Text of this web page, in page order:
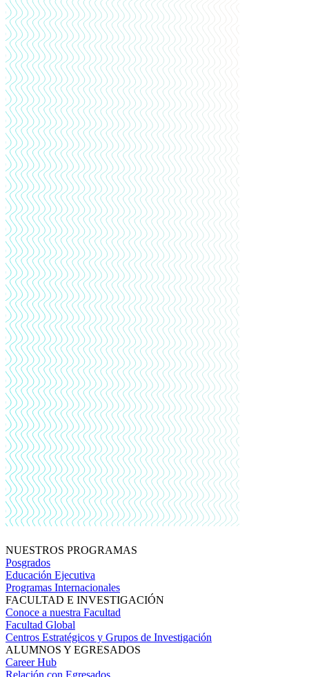
NUESTROS PROGRAMAS
Posgrados
Educación Ejecutiva
Programas Internacionales
FACULTAD E INVESTIGACIÓN
Conoce a nuestra Facultad
Facultad Global
Centros Estratégicos y Grupos de Investigación
ALUMNOS Y EGRESADOS
Career Hub
Relación con Egresados